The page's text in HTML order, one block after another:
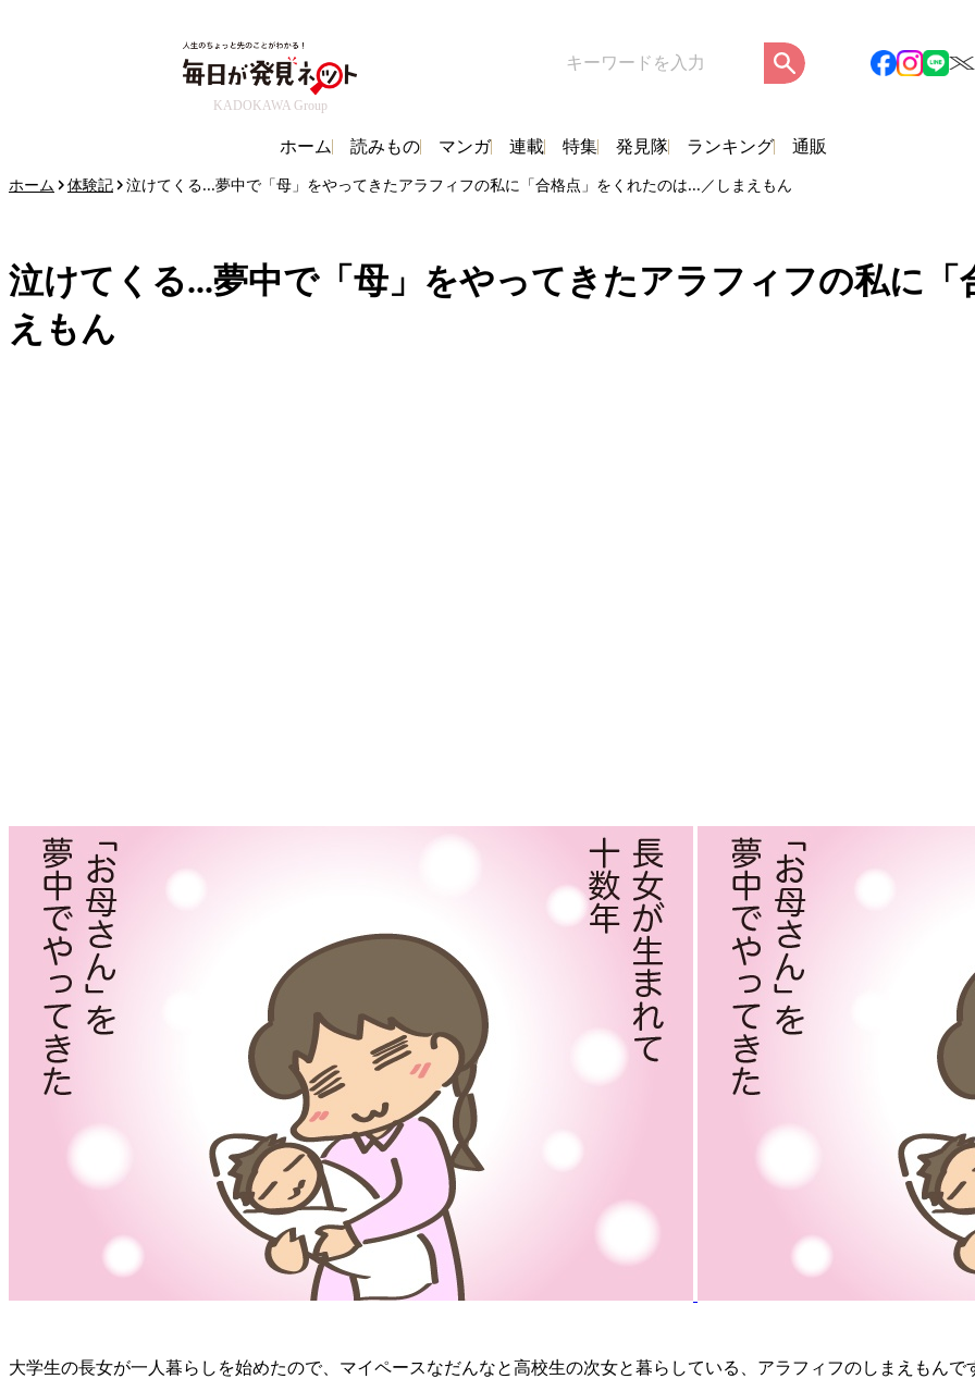
KADOKAWA Group
ホーム 読みもの マンガ 連載 特集 発見隊 ランキング 通販
ホーム 体験記 泣けてくる...夢中で「母」をやってきたアラフィフの私に「合格点」をくれたのは...／しまえもん
泣けてくる...夢中で「母」をやってきたアラフィフの私に
えもん
大学生の長女が一人暮らしを始めたので、マイペースなだんなと高校生の次女と暮らしている、アラフィフのしまえもんで